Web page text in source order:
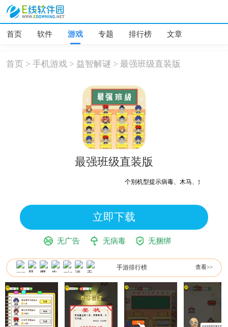
首页 软件 游戏 专题 排行榜 文章
首页 >手机游戏 >益智解谜 >最强班级直装版
最强班级直装版
个别机型提示病毒、木马、危险，均为误报可
立即下载
无广告 无病毒 无捆绑
手游排行榜 查看>>